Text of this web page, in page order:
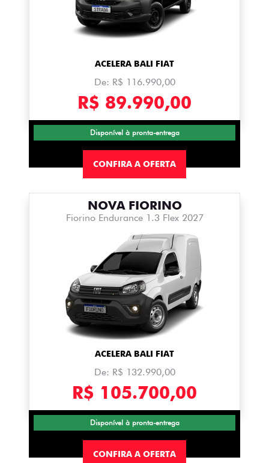
ACELERA BALI FIAT
De: R$ 116.990,00
R$ 89.990,00
Disponível à pronta-entrega
CONFIRA A OFERTA
NOVA FIORINO
Fiorino Endurance 1.3 Flex 2027
ACELERA BALI FIAT
De: R$ 132.990,00
R$ 105.700,00
Disponível à pronta-entrega
CONFIRA A OFERTA